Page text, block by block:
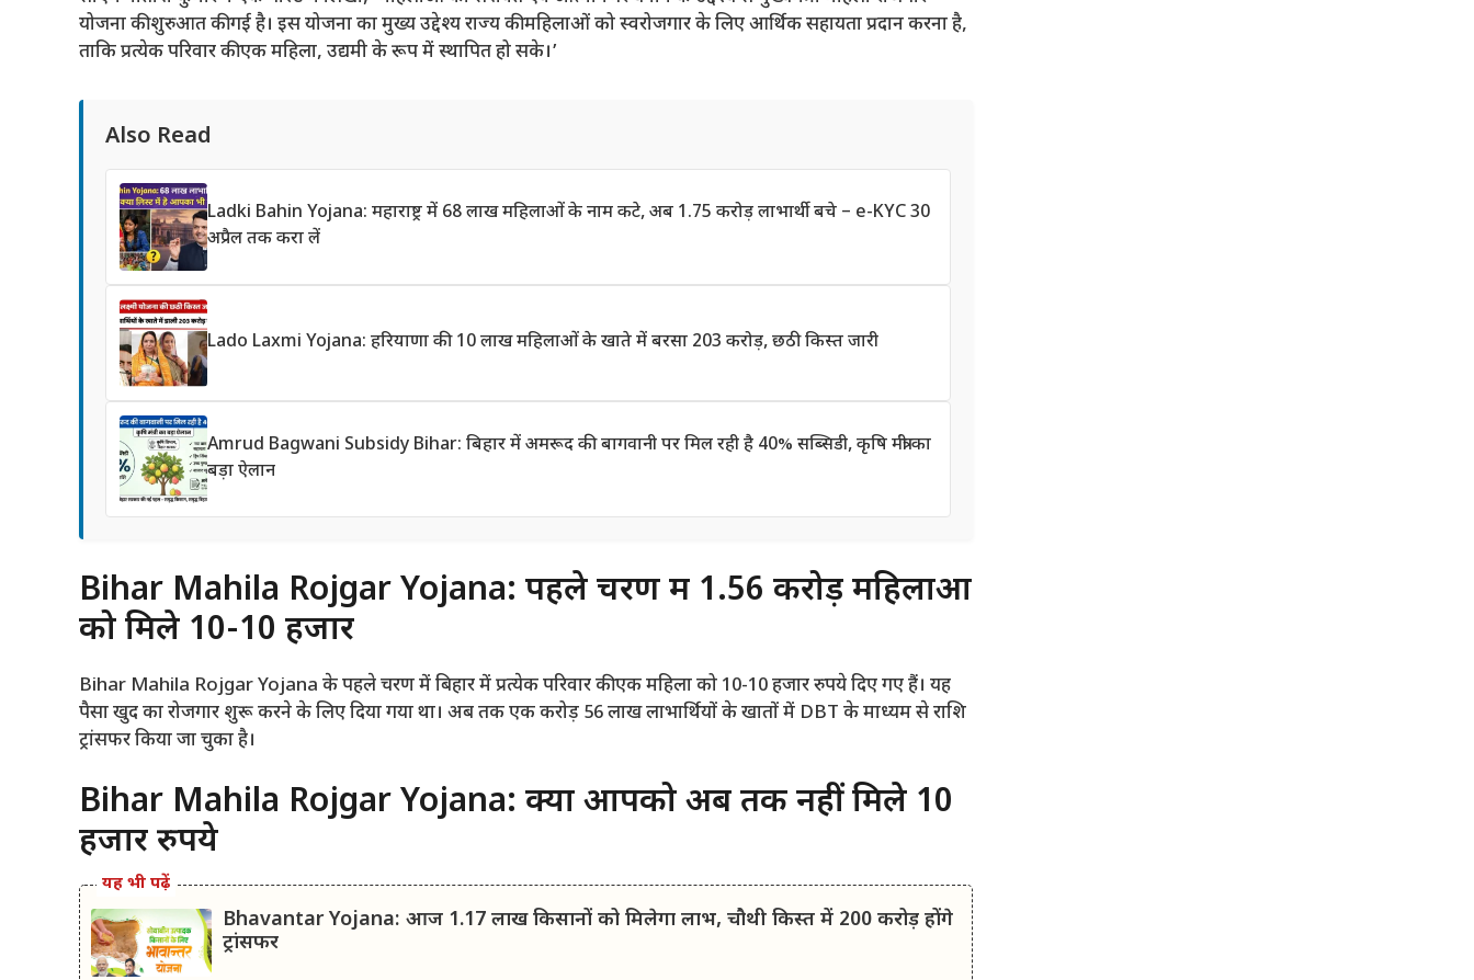
योजना की शुरुआत की गई है। इस योजना का मुख्य उद्देश्य राज्य की महिलाओं को स्वरोजगार के लिए आर्थिक सहायता प्रदान करना है,
ताकि प्रत्येक परिवार की एक महिला, उद्यमी के रूप में स्थापित हो सके।’
Also Read
Ladki Bahin Yojana: महाराष्ट्र में 68 लाख महिलाओं के नाम कटे, अब 1.75 करोड़ लाभार्थी बचे – e-KYC 30
अप्रैल तक करा लें
Lado Laxmi Yojana: हरियाणा की 10 लाख महिलाओं के खाते में बरसा 203 करोड़, छठी किस्त जारी
Amrud Bagwani Subsidy Bihar: बिहार में अमरूद की बागवानी पर मिल रही है 40% सब्सिडी, कृषि मंत्री का
बड़ा ऐलान
Bihar Mahila Rojgar Yojana: पहले चरण में 1.56 करोड़ महिलाओं
को मिले 10-10 हजार
Bihar Mahila Rojgar Yojana के पहले चरण में बिहार में प्रत्येक परिवार की एक महिला को 10-10 हजार रुपये दिए गए हैं। यह
पैसा खुद का रोजगार शुरू करने के लिए दिया गया था। अब तक एक करोड़ 56 लाख लाभार्थियों के खातों में DBT के माध्यम से राशि
ट्रांसफर किया जा चुका है।
Bihar Mahila Rojgar Yojana: क्या आपको अब तक नहीं मिले 10
हजार रुपये
यह भी पढ़ें
Bhavantar Yojana: आज 1.17 लाख किसानों को मिलेगा लाभ, चौथी किस्त में 200 करोड़ होंगे
ट्रांसफर